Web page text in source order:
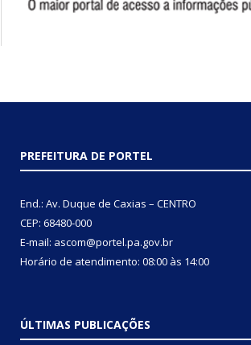
PREFEITURA DE PORTEL
End.: Av. Duque de Caxias – CENTRO
CEP: 68480-000
E-mail: ascom@portel.pa.gov.br
Horário de atendimento: 08:00 às 14:00
ÚLTIMAS PUBLICAÇÕES